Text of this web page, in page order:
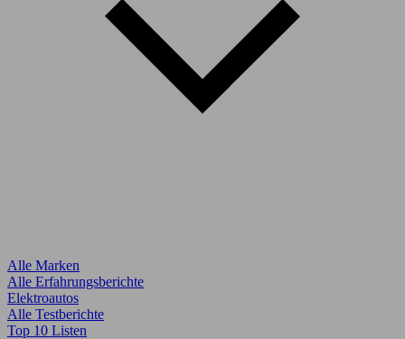
Alle Marken
Alle Erfahrungsberichte
Elektroautos
Alle Testberichte
Top 10 Listen